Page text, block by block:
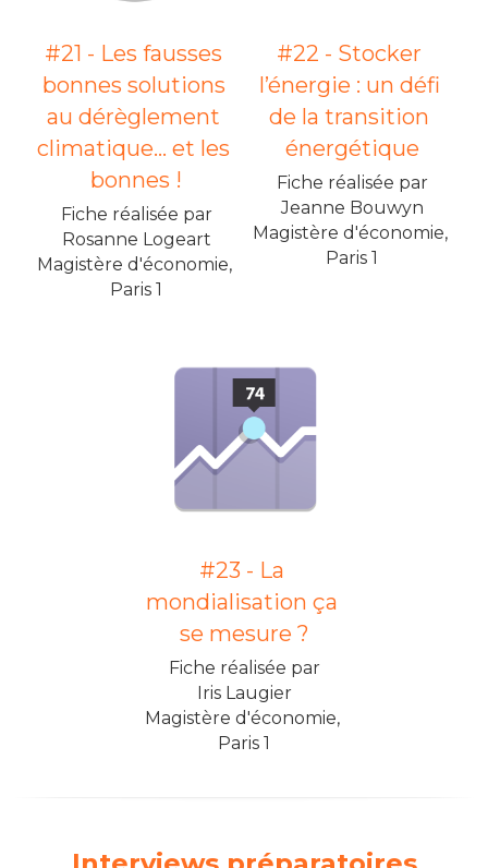
#21 - Les fausses
bonnes solutions
au dérèglement
climatique… et les
bonnes !
Fiche réalisée par
Rosanne Logeart
Magistère d'économie,
Paris 1
#22 - Stocker
l’énergie : un défi
de la transition
énergétique
Fiche réalisée par
Jeanne Bouwyn
Magistère d'économie,
Paris 1
#23 - La
mondialisation ça
se mesure ?
Fiche réalisée par
Iris Laugier
Magistère d'économie,
Paris 1